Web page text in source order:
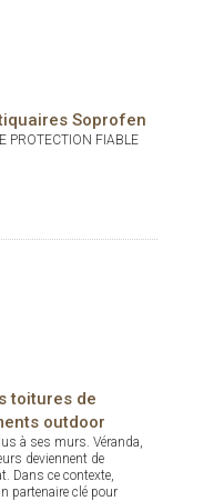
Soprofen
PROTECTION FIABLE
toitures de
outdoor
à ses murs. Véranda,
deviennent de
Dans ce contexte,
partenaire clé pour